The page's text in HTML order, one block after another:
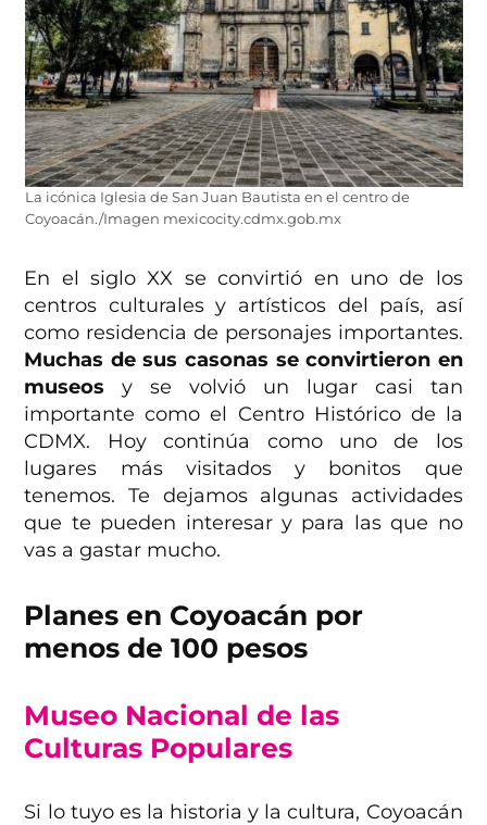
La icónica Iglesia de San Juan Bautista en el centro de
Coyoacán./Imagen mexicocity.cdmx.gob.mx
En el siglo XX se convirtió en uno de los
centros culturales y artísticos del país, así
como residencia de personajes importantes.
Muchas de sus casonas se convirtieron en
museosy se volvió un lugar casi tan
importante como el Centro Histórico de la
CDMX. Hoy continúa como uno de los
lugares más visitados y bonitos que
tenemos. Te dejamos algunas actividades
que te pueden interesar y para las que no
vas a gastar mucho.
Planes en Coyoacán por
menos de 100 pesos
Museo Nacional de las
Culturas Populares
Si lo tuyo es la historia y la cultura, Coyoacán